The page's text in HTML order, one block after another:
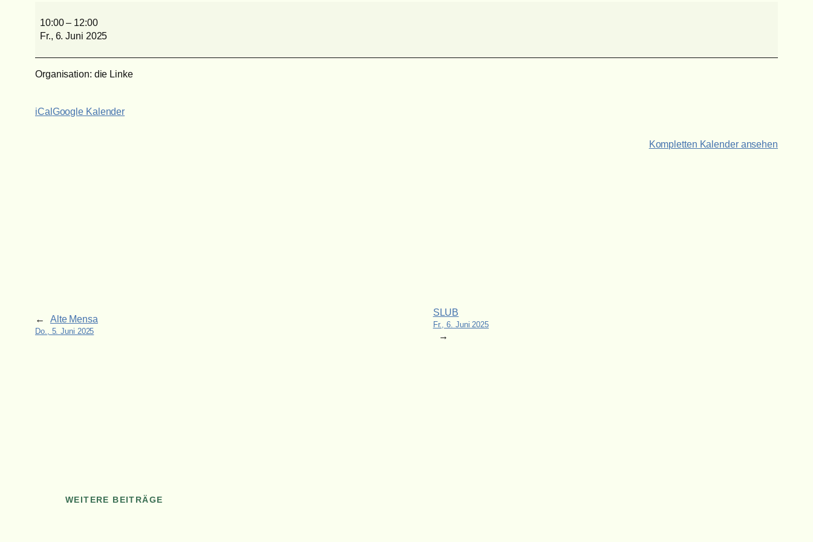
10:00 – 12:00
Fr., 6. Juni 2025
Organisation: die Linke
iCal Google Kalender
Kompletten Kalender ansehen
← Alte Mensa
Do., 5. Juni 2025
SLUB
Fr., 6. Juni 2025
→
WEITERE BEITRÄGE